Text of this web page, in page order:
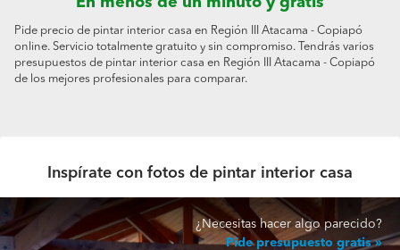
Pide precio de pintar interior casa en Región III Atacama - Copiapó
online. Servicio totalmente gratuito y sin compromiso. Tendrás varios
presupuestos de pintar interior casa en Región III Atacama - Copiapó
de los mejores profesionales para comparar.
Inspírate con fotos de pintar interior casa
¿Necesitas hacer algo parecido?
Pide presupuesto gratis